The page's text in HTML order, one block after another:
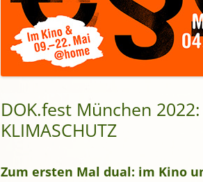
Lesegärten
Mitarbeiter*innengärten
Schulgärten
Therapeutische Gärten
Weitere Gartenprojekte
Saatgut
Stiftungen
DOK.fest München 2022:
KLIMASCHUTZ
Zum ersten Mal dual: im Kino